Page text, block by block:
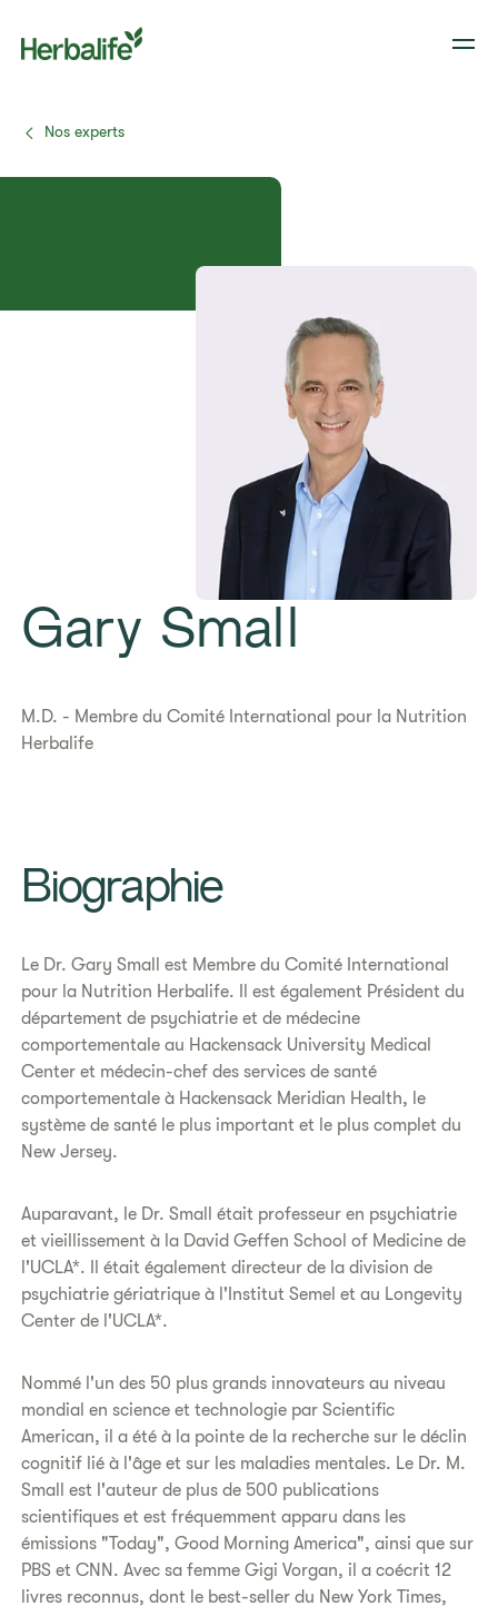
Nos experts
Gary Small
M.D. - Membre du Comité International pour la Nutrition
Herbalife
Biographie
Le Dr. Gary Small est Membre du Comité International
pour la Nutrition Herbalife. Il est également Président du
département de psychiatrie et de médecine
comportementale au Hackensack University Medical
Center et médecin-chef des services de santé
comportementale à Hackensack Meridian Health, le
système de santé le plus important et le plus complet du
New Jersey.
Auparavant, le Dr. Small était professeur en psychiatrie
et vieillissement à la David Geffen School of Medicine de
l'UCLA*. Il était également directeur de la division de
psychiatrie gériatrique à l'Institut Semel et au Longevity
Center de l'UCLA*.
Nommé l'un des 50 plus grands innovateurs au niveau
mondial en science et technologie par Scientific
American, il a été à la pointe de la recherche sur le déclin
cognitif lié à l'âge et sur les maladies mentales. Le Dr. M.
Small est l'auteur de plus de 500 publications
scientifiques et est fréquemment apparu dans les
émissions "Today", Good Morning America", ainsi que sur
PBS et CNN. Avec sa femme Gigi Vorgan, il a coécrit 12
livres reconnus, dont le best-seller du New York Times,